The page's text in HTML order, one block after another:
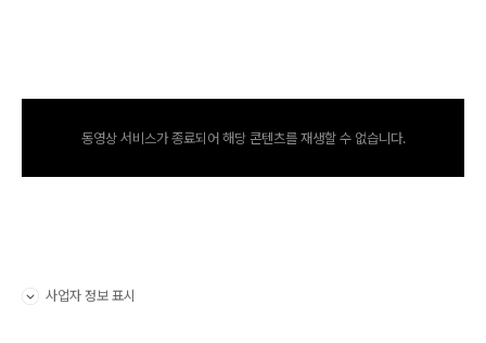
동영상 서비스가 종료되어 해당 콘텐츠를 재생할 수 없습니다.
사업자 정보 표시